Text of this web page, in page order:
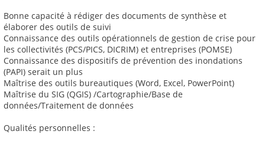
Bonne capacité à rédiger des documents de synthèse et
élaborer des outils de suivi
Connaissance des outils opérationnels de gestion de crise pour
les collectivités (PCS/PICS, DICRIM) et entreprises (POMSE)
Connaissance des dispositifs de prévention des inondations
(PAPI) serait un plus
Maîtrise des outils bureautiques (Word, Excel, PowerPoint)
Maîtrise du SIG (QGIS) /Cartographie/Base de
données/Traitement de données
Qualités personnelles :